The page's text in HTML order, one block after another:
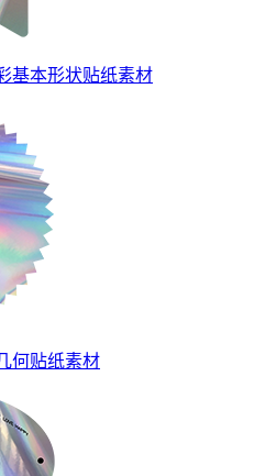
基本形状贴纸素材
何贴纸素材